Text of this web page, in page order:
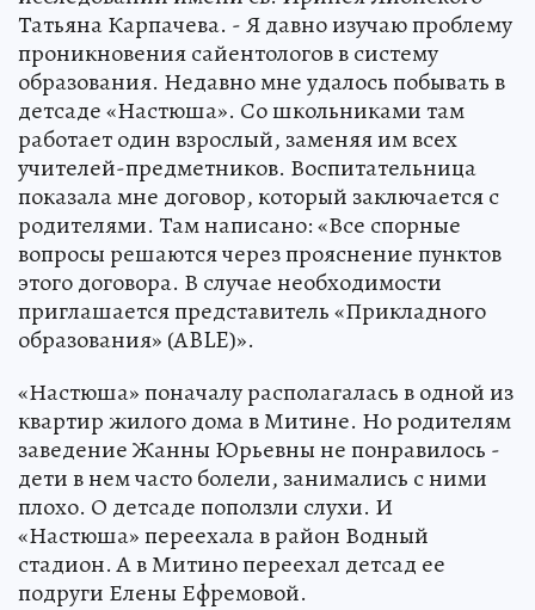
Татьяна Карпачева. - Я давно изучаю проблему
проникновения сайентологов в систему
образования. Недавно мне удалось побывать в
детсаде «Настюша». Со школьниками там
работает один взрослый, заменяя им всех
учителей-предметников. Воспитательница
показала мне договор, который заключается с
родителями. Там написано: «Все спорные
вопросы решаются через прояснение пунктов
этого договора. В случае необходимости
приглашается представитель «Прикладного
образования» (ABLE)».
«Настюша» поначалу располагалась в одной из
квартир жилого дома в Митине. Но родителям
заведение Жанны Юрьевны не понравилось -
дети в нем часто болели, занимались с ними
плохо. О детсаде поползли слухи. И
«Настюша» переехала в район Водный
стадион. А в Митино переехал детсад ее
подруги Елены Ефремовой.